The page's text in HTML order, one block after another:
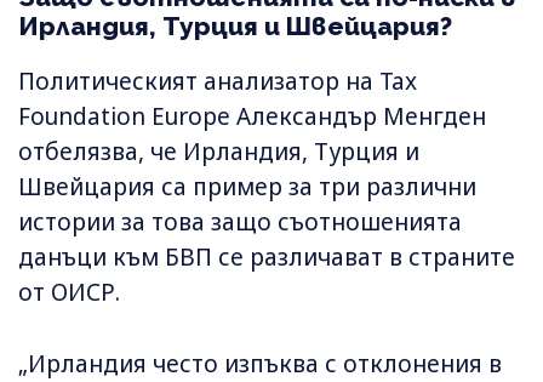
Ирландия, Турция и Швейцария?
Политическият анализатор на Tax
Foundation Europe Александър Менгден
отбелязва, че Ирландия, Турция и
Швейцария са пример за три различни
истории за това защо съотношенията
данъци към БВП се различават в страните
от ОИСР.
„Ирландия често изпъква с отклонения в